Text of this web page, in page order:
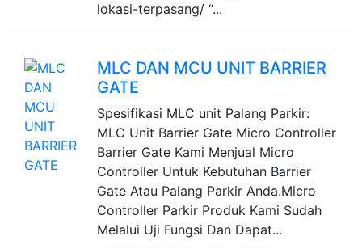
lokasi-terpasang/ “...
MLC DAN MCU UNIT BARRIER
GATE
Spesifikasi MLC unit Palang Parkir:
MLC Unit Barrier Gate Micro Controller
Barrier Gate Kami Menjual Micro
Controller Untuk Kebutuhan Barrier
Gate Atau Palang Parkir Anda.Micro
Controller Parkir Produk Kami Sudah
Melalui Uji Fungsi Dan Dapat...